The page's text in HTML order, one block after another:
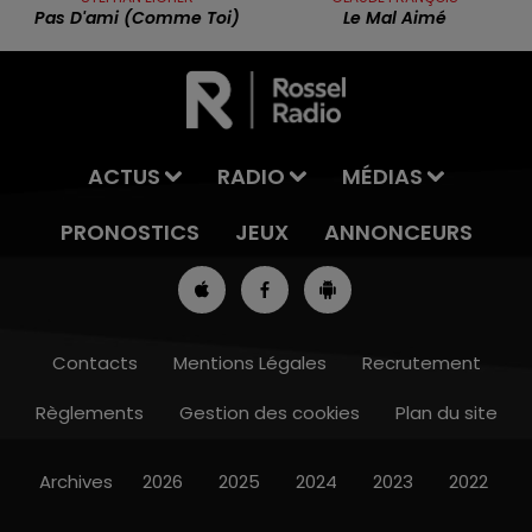
12h00 - 13h00
Pas D'ami (comme Toi) Le Mal Aimé
ACTUS RADIO
MÉDIAS
PRONOSTICS
JEUX ANNONCEURS
Contacts Mentions Légales
Recrutement
Règlements
Gestion des cookies Plan du site
Archives 2026 2025 2024 2023 2022